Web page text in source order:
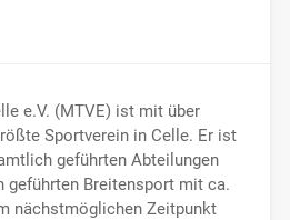
e.V. (MTVE) ist mit über
Sportverein in Celle. Er ist
geführten Abteilungen
geführten Breitensport mit ca.
nächstmöglichen Zeitpunkt